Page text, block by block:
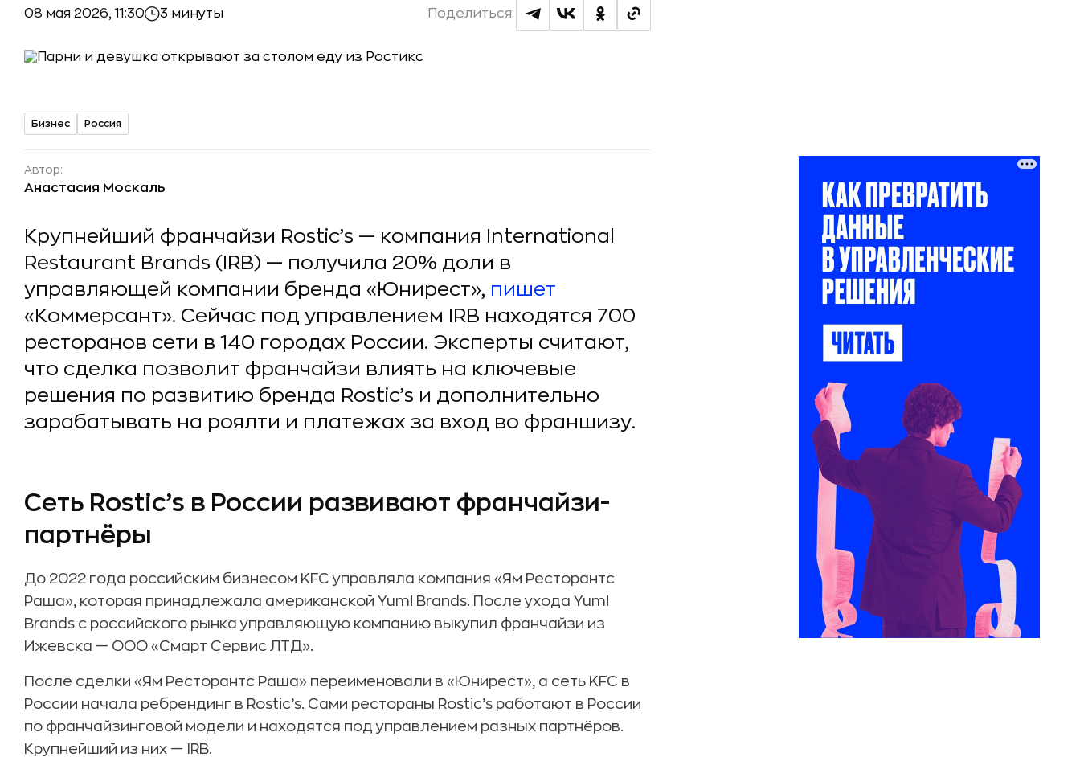
08 мая 2026, 11:30 3 минуты Поделиться:
Бизнес Россия
Автор:
Анастасия Москаль
Крупнейший франчайзи Rostic’s — компания International
Restaurant Brands (IRB) — получила 20% доли в
управляющей компании бренда «Юнирест», пишет
«Коммерсант». Сейчас под управлением IRB находятся 700
ресторанов сети в 140 городах России. Эксперты считают,
что сделка позволит франчайзи влиять на ключевые
решения по развитию бренда Rostic’s и дополнительно
зарабатывать на роялти и платежах за вход во франшизу.
Сеть Rostic’s в России развивают франчайзи-
партнёры
До 2022 года российским бизнесом KFC управляла компания «Ям Ресторантс
Раша», которая принадлежала американской Yum! Brands. После ухода Yum!
Brands с российского рынка управляющую компанию выкупил франчайзи из
Ижевска — ООО «Смарт Сервис ЛТД».
После сделки «Ям Ресторантс Раша» переименовали в «Юнирест», а сеть KFC в
России начала ребрендинг в Rostic’s. Сами рестораны Rostic’s работают в России
по франчайзинговой модели и находятся под управлением разных партнёров.
Крупнейший из них — IRB.